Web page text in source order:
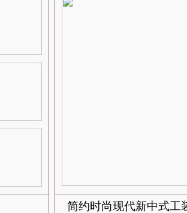
简约时尚现代新中式工